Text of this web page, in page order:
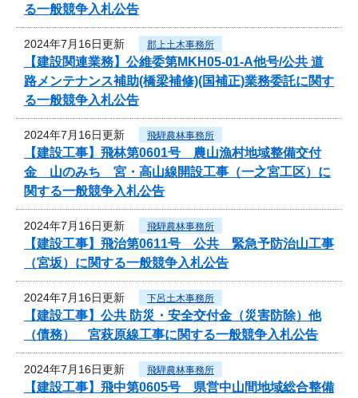
る一般競争入札公告
2024年7月16日更新 郡上土木事務所
【建設関連業務】公維委第MKH05-01-A他号/公共 道
路メンテナンス補助(橋梁補修)(国補正)業務委託に関す
る一般競争入札公告
2024年7月16日更新 飛騨農林事務所
【建設工事】飛林第0601号 農山漁村地域整備交付
金 山のみち 宮・高山線開設工事（一之宮工区）に
関する一般競争入札公告
2024年7月16日更新 飛騨農林事務所
【建設工事】飛治第0611号 公共 緊急予防治山工事
（宮坂）に関する一般競争入札公告
2024年7月16日更新 下呂土木事務所
【建設工事】公共 防災・安全交付金（災害防除）他
（債務） 宮萩原線工事に関する一般競争入札公告
2024年7月16日更新 飛騨農林事務所
【建設工事】飛中第0605号 県営中山間地域総合整備